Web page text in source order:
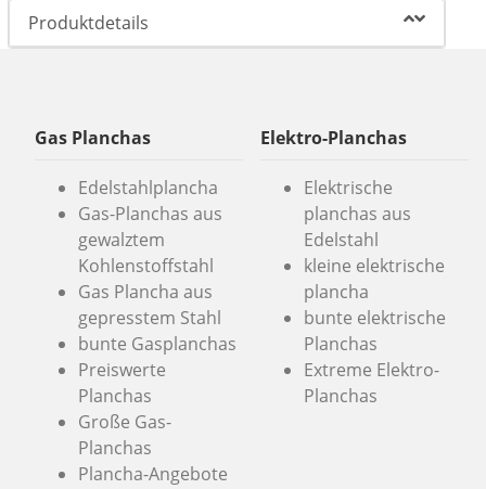
Produktdetails
Gas Planchas
Edelstahlplancha
Gas-Planchas aus
gewalztem
Kohlenstoffstahl
Gas Plancha aus
gepresstem Stahl
bunte Gasplanchas
Preiswerte
Planchas
Große Gas-
Planchas
Plancha-Angebote
Elektro-Planchas
Elektrische
planchas aus
Edelstahl
kleine elektrische
plancha
bunte elektrische
Planchas
Extreme Elektro-
Planchas